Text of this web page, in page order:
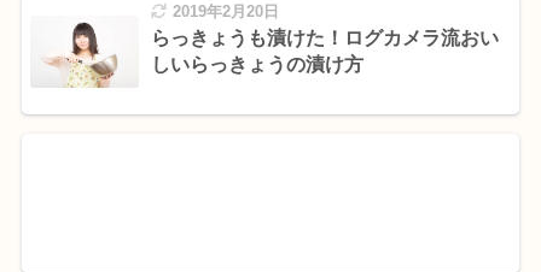
2019年2月20日
らっきょうも漬けた！ログカメラ流おい
しいらっきょうの漬け方